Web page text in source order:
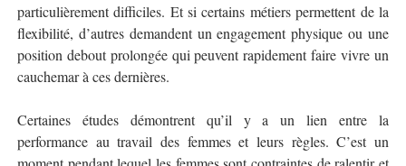
particulièrement difficiles. Et si certains métiers permettent de la
flexibilité, d’autres demandent un engagement physique ou une
position debout prolongée qui peuvent rapidement faire vivre un
cauchemar à ces dernières.
Certaines études démontrent qu’il y a un lien entre la
performance au travail des femmes et leurs règles. C’est un